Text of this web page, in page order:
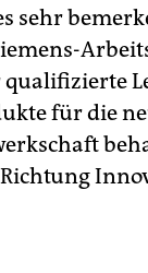
sehr
für die